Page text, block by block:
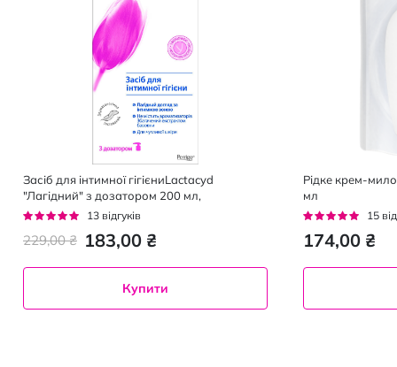
Засіб для інтимної гігієниLactacyd
"Лагідний" з дозатором 200 мл,
Рейтинг:
13 відгуків
183,00 ₴
229,00 ₴
Купити
Рідке крем-
мл
Рейтинг:
15
174,00 ₴